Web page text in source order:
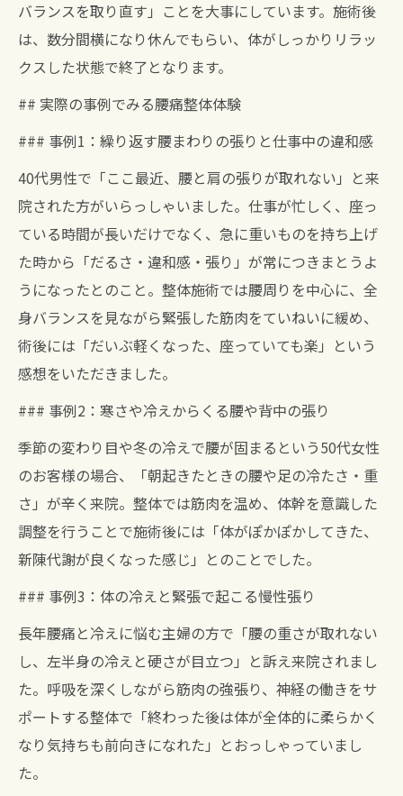
バランスを取り直す」ことを大事にしています。施術後
は、数分間横になり休んでもらい、体がしっかりリラッ
クスした状態で終了となります。
## 実際の事例でみる腰痛整体体験
### 事例1：繰り返す腰まわりの張りと仕事中の違和感
40代男性で「ここ最近、腰と肩の張りが取れない」と来
院された方がいらっしゃいました。仕事が忙しく、座っ
ている時間が長いだけでなく、急に重いものを持ち上げ
た時から「だるさ・違和感・張り」が常につきまとうよ
うになったとのこと。整体施術では腰周りを中心に、全
身バランスを見ながら緊張した筋肉をていねいに緩め、
術後には「だいぶ軽くなった、座っていても楽」という
感想をいただきました。
### 事例2：寒さや冷えからくる腰や背中の張り
季節の変わり目や冬の冷えで腰が固まるという50代女性
のお客様の場合、「朝起きたときの腰や足の冷たさ・重
さ」が辛く来院。整体では筋肉を温め、体幹を意識した
調整を行うことで施術後には「体がぽかぽかしてきた、
新陳代謝が良くなった感じ」とのことでした。
### 事例3：体の冷えと緊張で起こる慢性張り
長年腰痛と冷えに悩む主婦の方で「腰の重さが取れない
し、左半身の冷えと硬さが目立つ」と訴え来院されまし
た。呼吸を深くしながら筋肉の強張り、神経の働きをサ
ポートする整体で「終わった後は体が全体的に柔らかく
なり気持ちも前向きになれた」とおっしゃっていまし
た。